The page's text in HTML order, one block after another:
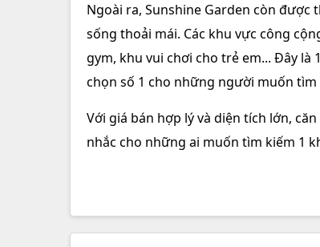
Ngoài ra, Sunshine Garden còn được
sống thoải mái. Các khu vực công
gym, khu vui chơi cho trẻ em... Đây
chọn số 1 cho những người muốn
Với giá bán hợp lý và diện tích lớn,
nhắc cho những ai muốn tìm kiếm 1